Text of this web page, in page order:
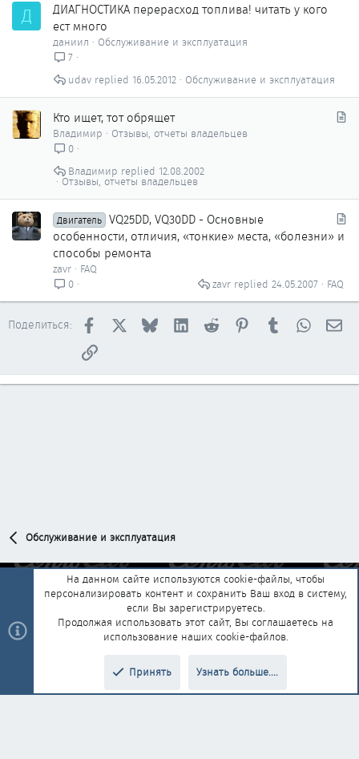
Д
ДИАГНОСТИКА перерасход топлива! читать у кого
ест много
даниил
Обслуживание и эксплуатация
7
Обслуживание и эксплуатация
16.05.2012
udav
Кто ищет, тот обрящет
Владимир
Отзывы, отчеты владельцев
0
Отзывы, отчеты владельцев
12.08.2002
Владимир
Двигатель VQ25DD, VQ30DD - Основные
особенности, отличия, «тонкие» места, «болезни» и
способы ремонта
zavr
FAQ
0
FAQ
24.05.2007
zavr
Поделиться: Facebook BlueskyLinkedInReddit PinterestTumblr
Ссылка
Обслуживание и эксплуатация
Обратная связь
Условия и правила
Политика конфиденциальности
Помощь Главная
R
add-ons by ThemeHouse Перевод от Jumuro®
На данном сайте используются cookie-файлы, чтобы
персонализировать контент и сохранить Ваш вход в систему,
если Вы зарегистрируетесь.
Продолжая использовать этот сайт, Вы соглашаетесь на
использование наших cookie-файлов.
Принять Узнать больше....